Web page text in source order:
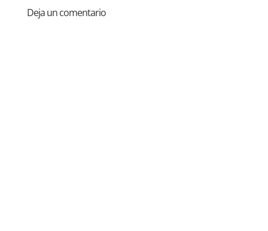
Deja un comentario